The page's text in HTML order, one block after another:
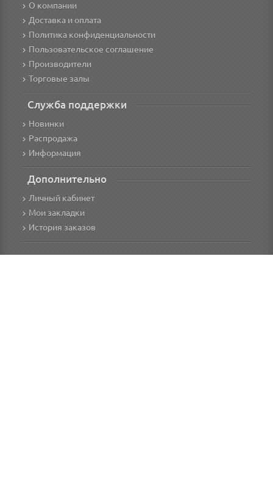
О компании
Доставка и оплата
Политика конфиденциальности
Пользовательское соглашение
Производители
Торговые залы
Служба поддержки
Новинки
Распродажа
Информация
Дополнительно
Личный кабинет
Мои закладки
История заказов